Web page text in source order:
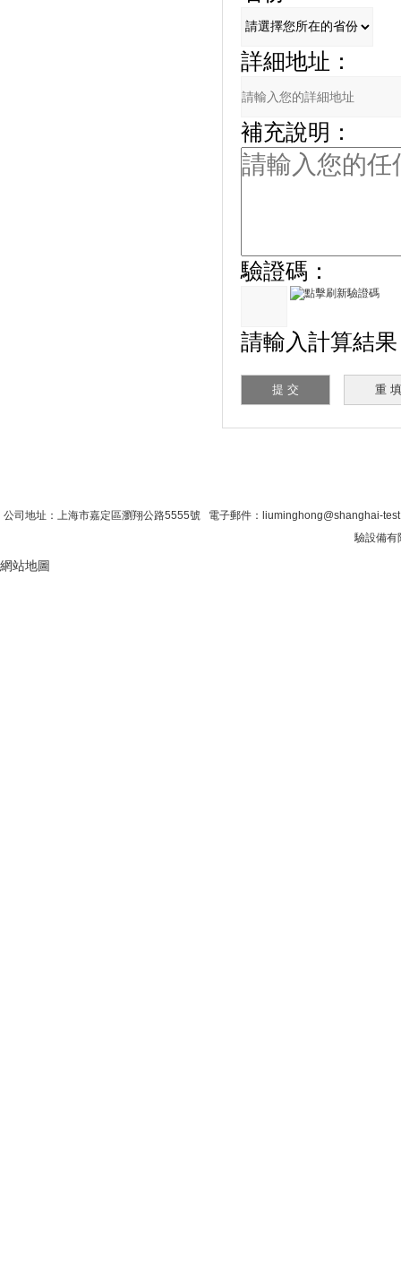
詳細地址：
補充說明：
驗證碼：
請輸入計算結果
公司地址：上海市嘉定區瀏翔公路5555號 電子郵件：liuminghong@shanghai-
驗設備有
網站地圖